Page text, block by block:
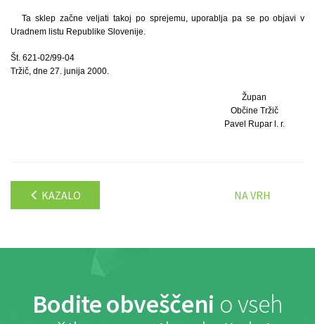
Ta sklep začne veljati takoj po sprejemu, uporablja pa se po objavi v
Uradnem listu Republike Slovenije.
Št. 621-02/99-04
Tržič, dne 27. junija 2000.
Župan
Občine Tržič
Pavel Rupar l. r.
KAZALO NA VRH
Bodite obveščeni o vseh